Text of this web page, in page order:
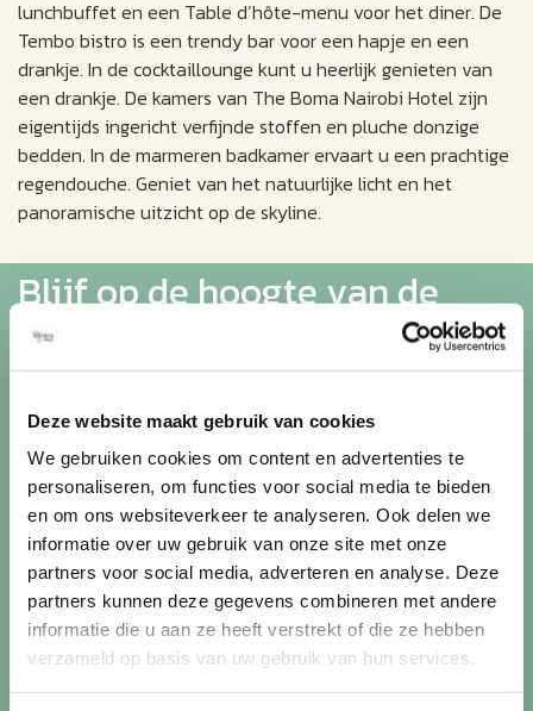
Deze website maakt gebruik van cookies
We gebruiken cookies om content en advertenties te
personaliseren, om functies voor social media te bieden
en om ons websiteverkeer te analyseren. Ook delen we
informatie over uw gebruik van onze site met onze
partners voor social media, adverteren en analyse. Deze
partners kunnen deze gegevens combineren met andere
informatie die u aan ze heeft verstrekt of die ze hebben
verzameld op basis van uw gebruik van hun services.
lunchbuffet en een Table d’hôte-menu voor het diner. De
Tembo bistro is een trendy bar voor een hapje en een
drankje. In de cocktaillounge kunt u heerlijk genieten van
een drankje. De kamers van The Boma Nairobi Hotel zijn
eigentijds ingericht verfijnde stoffen en pluche donzige
bedden. In de marmeren badkamer ervaart u een prachtige
regendouche. Geniet van het natuurlijke licht en het
panoramische uitzicht op de skyline.
Blijf op de hoogte van de
mooiste reizen
Ontvang circa 1 maal per maand onze nieuwsbrief met de
laatste aanbiedingen. U kunt zich elk moment weer
uitschrijven via de afmeldlink in de nieuwsbrief.
Aanmelden
Lees in onsprivacybeleidhoe wij zorgvuldig omgaan met uw
gegevens.